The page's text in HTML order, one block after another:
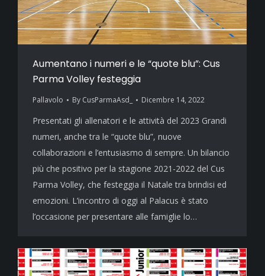
Aumentano i numeri e le “quote blu”: Cus
Parma Volley festeggia
Pallavolo By CusParmaAsd_ Dicembre 14, 2022
Presentati gli allenatori e le attività del 2023 Grandi
numeri, anche tra le “quote blu”, nuove
collaborazioni e l’entusiasmo di sempre. Un bilancio
più che positivo per la stagione 2021-2022 del Cus
Parma Volley, che festeggia il Natale tra brindisi ed
emozioni. L’incontro di oggi al Palacus è stato
l’occasione per presentare alle famiglie lo…